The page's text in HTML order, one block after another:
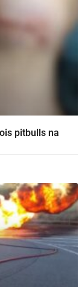
pitbulls na